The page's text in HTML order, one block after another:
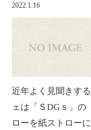
2022.1.16
近年よく見聞きす
ェは「ＳDGｓ」の
ローを紙ストロー